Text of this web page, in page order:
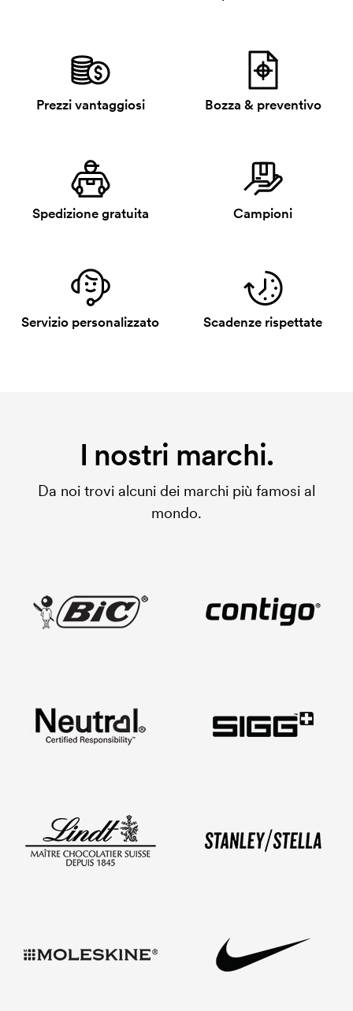
Prezzi vantaggiosi Bozza & preventivo
Spedizione gratuita Campioni
Servizio personalizzato Scadenze rispettate
I nostri marchi.
Da noi trovi alcuni dei marchi più famosi al
mondo.